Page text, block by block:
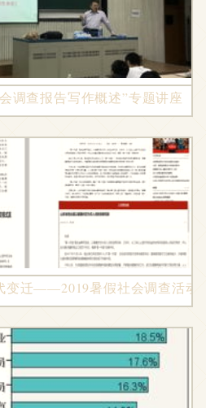
调查报告写作概述”专题讲座
变迁——2019暑假社会调查活动